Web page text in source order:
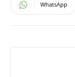
WhatsApp